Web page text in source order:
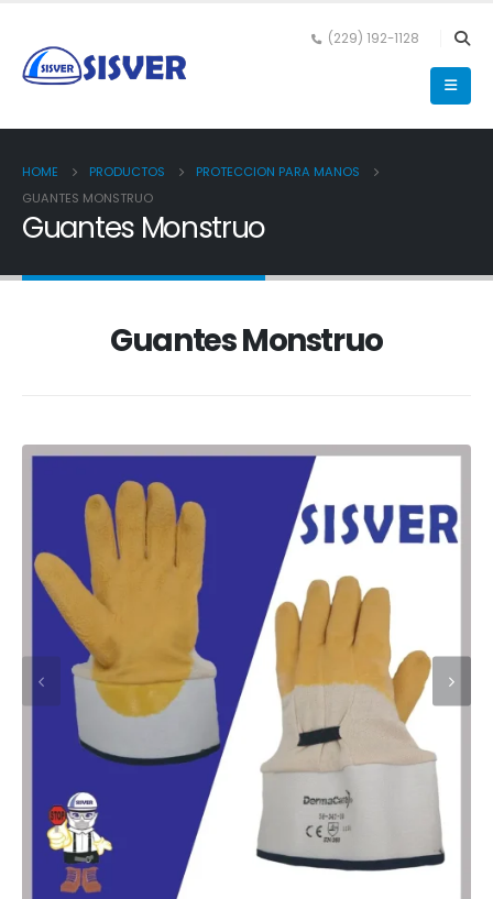
(229) 192-1128
HOME PRODUCTOS
PROTECCION PARA MANOS
GUANTES MONSTRUO
Guantes Monstruo
Guantes Monstruo